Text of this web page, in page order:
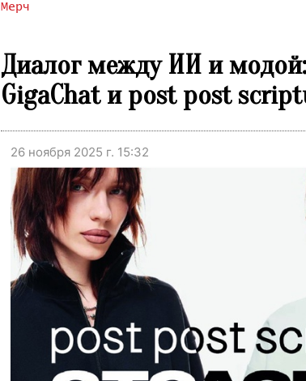
Мерч
Диалог между ИИ и
GigaChat и post post
26 ноября 2025 г. 15:32